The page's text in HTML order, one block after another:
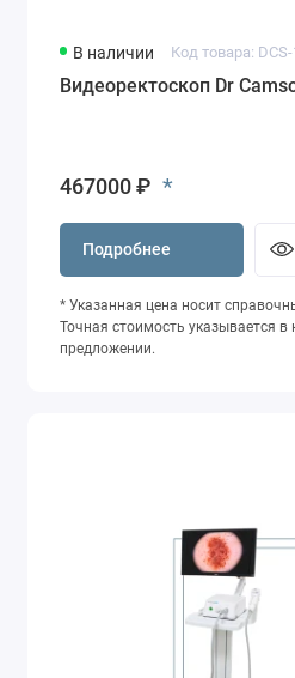
В наличии Код товара: DCS-
Видеоректоскоп Dr
467000 ₽ *
Подробнее
* Указанная цена носит
Точная стоимость указывается
предложении.